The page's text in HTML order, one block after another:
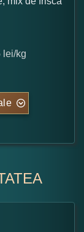
lei/kg